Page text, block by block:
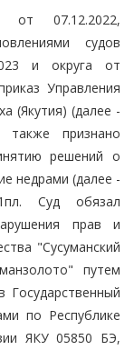
от 07.12.2022,
судов
и округа от
Управления
(Якутия) (далее -
признано
решений о
недрами (далее -
Суд обязал
прав и
"Сусуманский
путем
Государственный
по Республике
ЯКУ 05850 БЭ,